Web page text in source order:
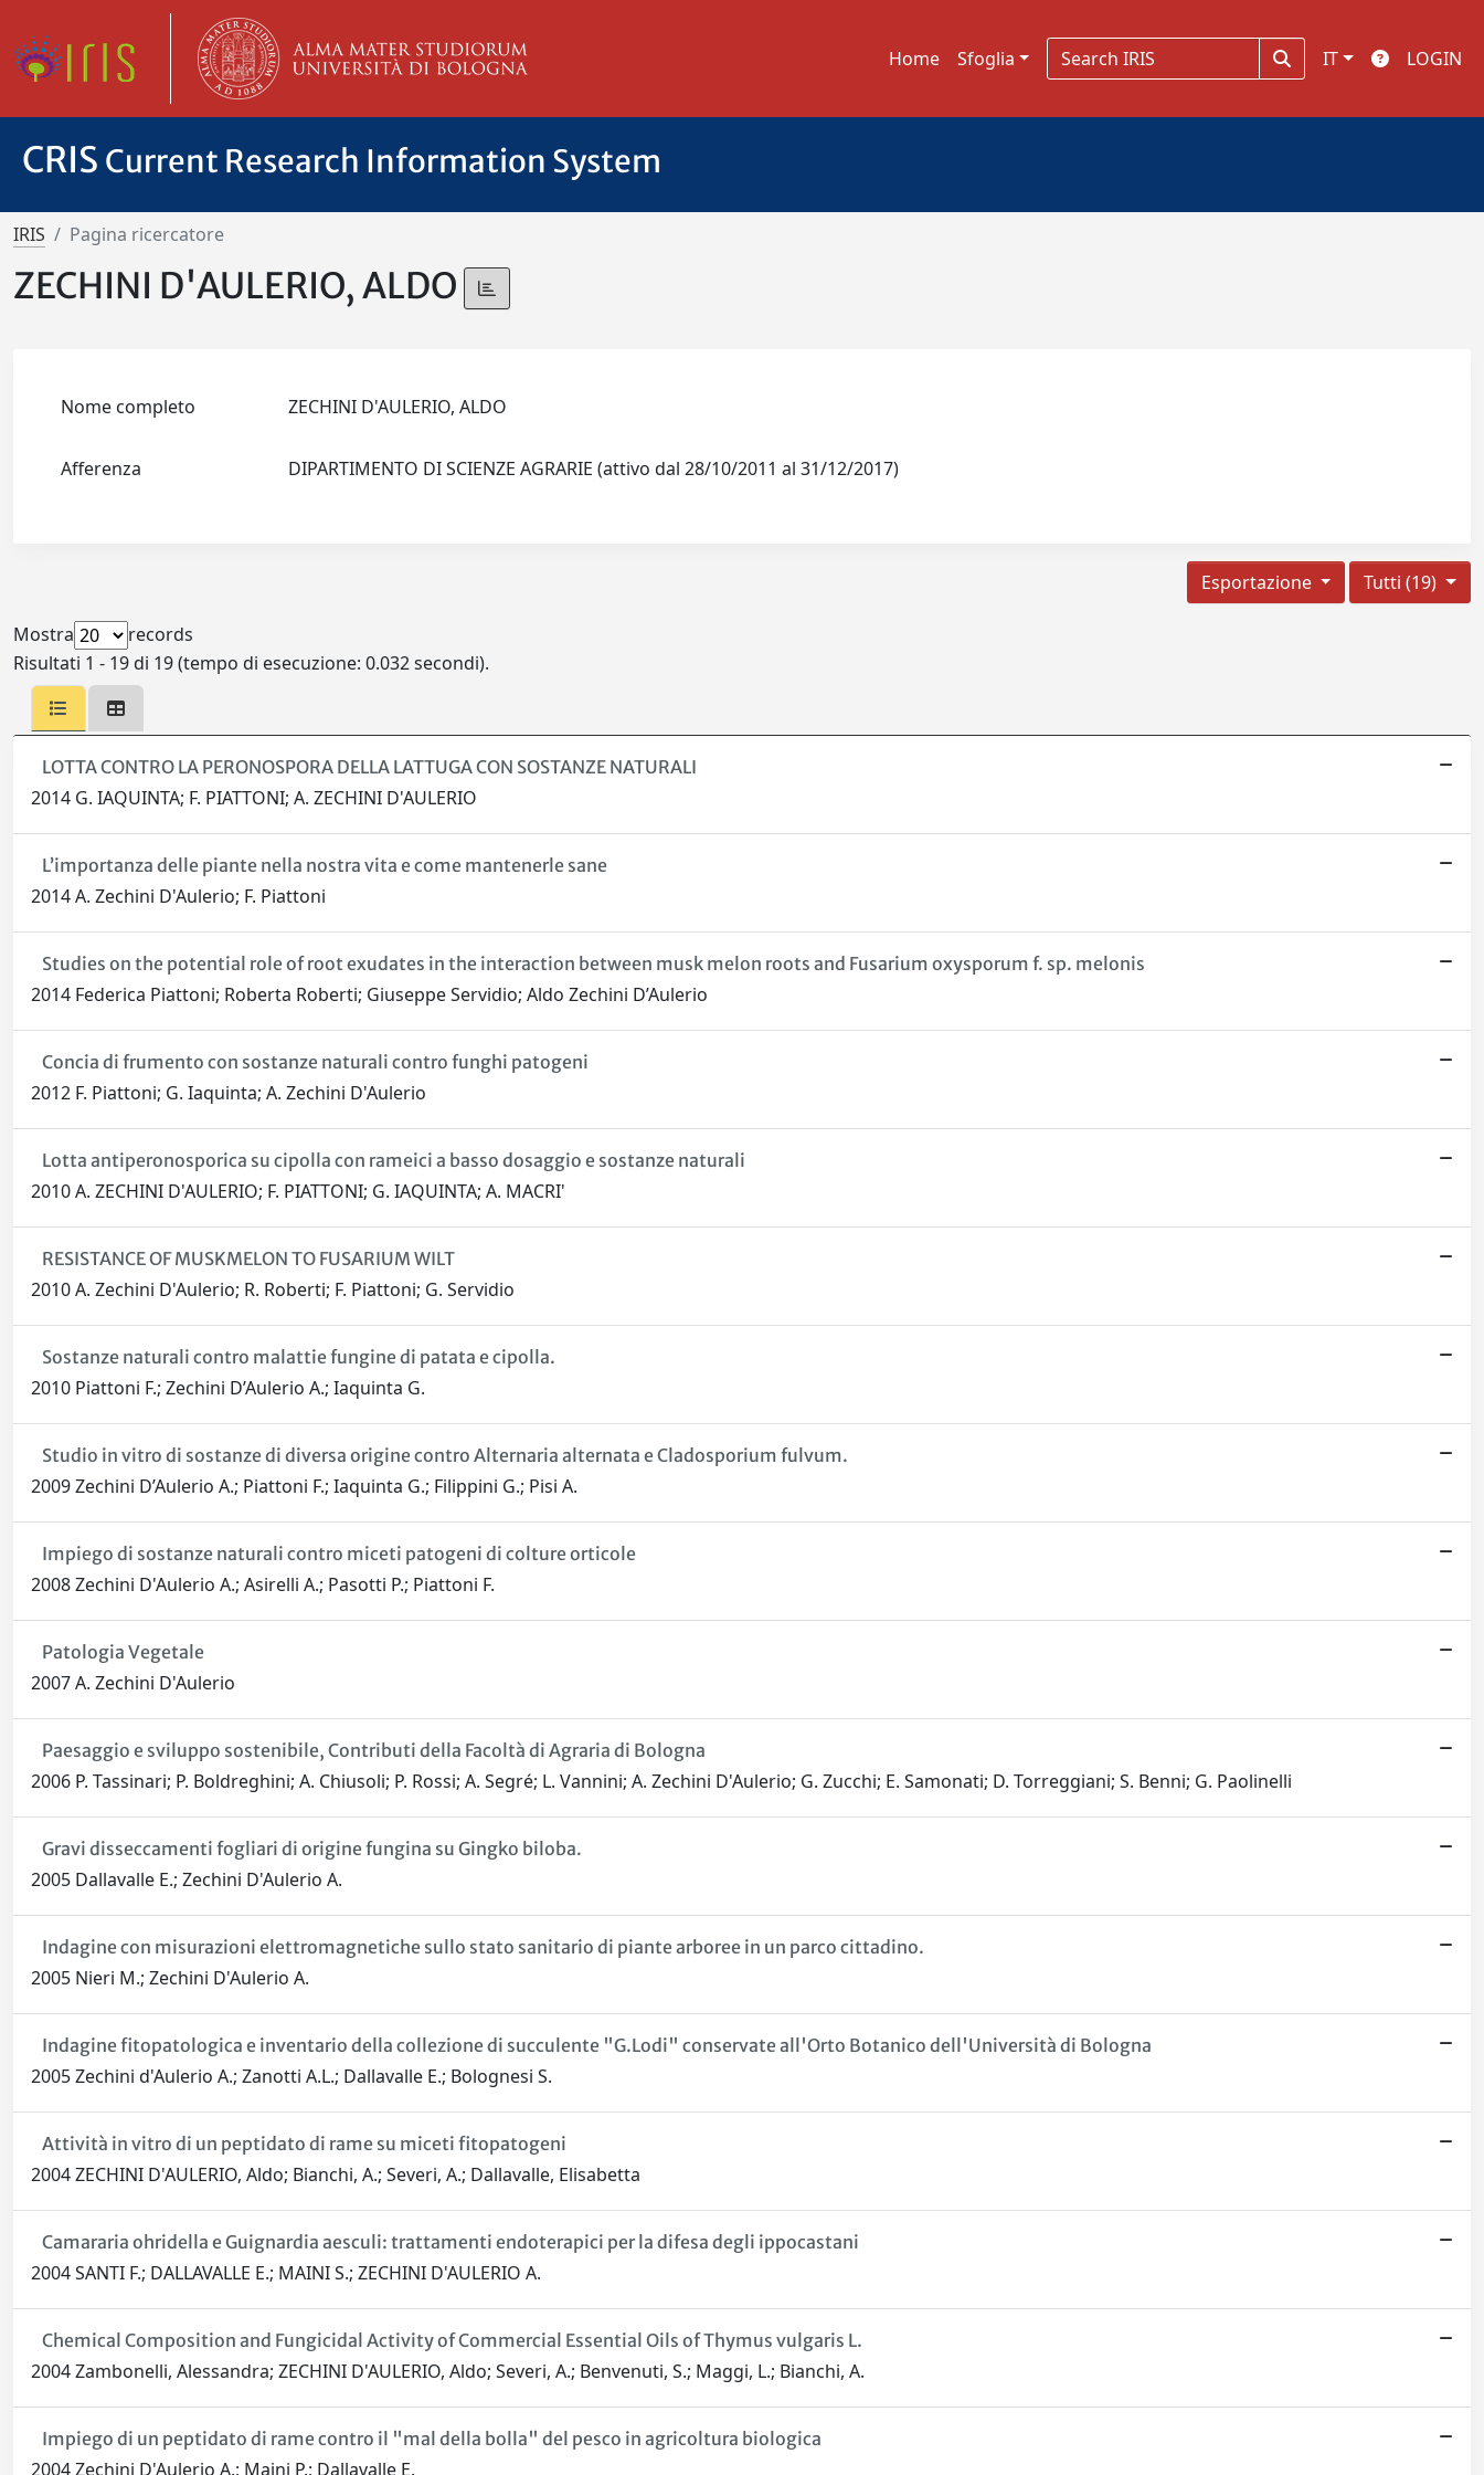
Home Sfoglia IT LOGIN
CRIS Current Research Information System
IRIS Pagina ricercatore
ZECHINI D'AULERIO, ALDO
Nome completo ZECHINI D'AULERIO, ALDO
Afferenza DIPARTIMENTO DI SCIENZE AGRARIE (attivo dal 28/10/2011 al 31/12/2017)
Tutti (19)
Esportazione
Mostra
records
Risultati 1 - 19 di 19 (tempo di esecuzione: 0.032 secondi).
LOTTA CONTRO LA PERONOSPORA DELLA LATTUGA CON SOSTANZE NATURALI
2014 G. IAQUINTA; F. PIATTONI; A. ZECHINI D'AULERIO
L’importanza delle piante nella nostra vita e come mantenerle sane
2014 A. Zechini D'Aulerio; F. Piattoni
Studies on the potential role of root exudates in the interaction between musk melon roots and Fusarium oxysporum f. sp. melonis
2014 Federica Piattoni; Roberta Roberti; Giuseppe Servidio; Aldo Zechini D’Aulerio
Concia di frumento con sostanze naturali contro funghi patogeni
2012 F. Piattoni; G. Iaquinta; A. Zechini D'Aulerio
Lotta antiperonosporica su cipolla con rameici a basso dosaggio e sostanze naturali
2010 A. ZECHINI D'AULERIO; F. PIATTONI; G. IAQUINTA; A. MACRI'
RESISTANCE OF MUSKMELON TO FUSARIUM WILT
2010 A. Zechini D'Aulerio; R. Roberti; F. Piattoni; G. Servidio
Sostanze naturali contro malattie fungine di patata e cipolla.
2010 Piattoni F.; Zechini D’Aulerio A.; Iaquinta G.
Studio in vitro di sostanze di diversa origine contro Alternaria alternata e Cladosporium fulvum.
2009 Zechini D’Aulerio A.; Piattoni F.; Iaquinta G.; Filippini G.; Pisi A.
Impiego di sostanze naturali contro miceti patogeni di colture orticole
2008 Zechini D'Aulerio A.; Asirelli A.; Pasotti P.; Piattoni F.
Patologia Vegetale
2007 A. Zechini D'Aulerio
Paesaggio e sviluppo sostenibile, Contributi della Facoltà di Agraria di Bologna
2006 P. Tassinari; P. Boldreghini; A. Chiusoli; P. Rossi; A. Segré; L. Vannini; A. Zechini D'Aulerio; G. Zucchi; E. Samonati; D. Torreggiani; S. Benni; G. Paolinelli
Gravi disseccamenti fogliari di origine fungina su Gingko biloba.
2005 Dallavalle E.; Zechini D'Aulerio A.
Indagine con misurazioni elettromagnetiche sullo stato sanitario di piante arboree in un parco cittadino.
2005 Nieri M.; Zechini D'Aulerio A.
Indagine fitopatologica e inventario della collezione di succulente "G.Lodi" conservate all'Orto Botanico dell'Università di Bologna
2005 Zechini d'Aulerio A.; Zanotti A.L.; Dallavalle E.; Bolognesi S.
Attività in vitro di un peptidato di rame su miceti fitopatogeni
2004 ZECHINI D'AULERIO, Aldo; Bianchi, A.; Severi, A.; Dallavalle, Elisabetta
Camararia ohridella e Guignardia aesculi: trattamenti endoterapici per la difesa degli ippocastani
2004 SANTI F.; DALLAVALLE E.; MAINI S.; ZECHINI D'AULERIO A.
Chemical Composition and Fungicidal Activity of Commercial Essential Oils of Thymus vulgaris L.
2004 Zambonelli, Alessandra; ZECHINI D'AULERIO, Aldo; Severi, A.; Benvenuti, S.; Maggi, L.; Bianchi, A.
Impiego di un peptidato di rame contro il "mal della bolla" del pesco in agricoltura biologica
2004 Zechini D'Aulerio A.; Maini P.; Dallavalle E.